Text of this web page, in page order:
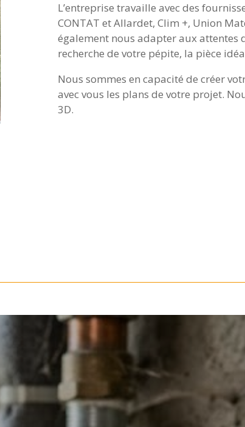
L’entreprise travaille avec des
CONTAT et Allardet, Clim +, Union
également nous adapter aux attentes
recherche de votre pépite, la pièce
Nous sommes en capacité de créer
avec vous les plans de votre projet.
3D.